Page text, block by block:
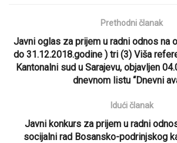
Prethodni članak
Javni oglas za prijem u radni odnos na
do 31.12.2018.godine ) tri (3) Viša
Kantonalni sud u Sarajevu, objavljen
dnevnom listu “Dnevni
Idući članak
Javni konkurs za prijem u radni
socijalni rad Bosansko-podrinjskog